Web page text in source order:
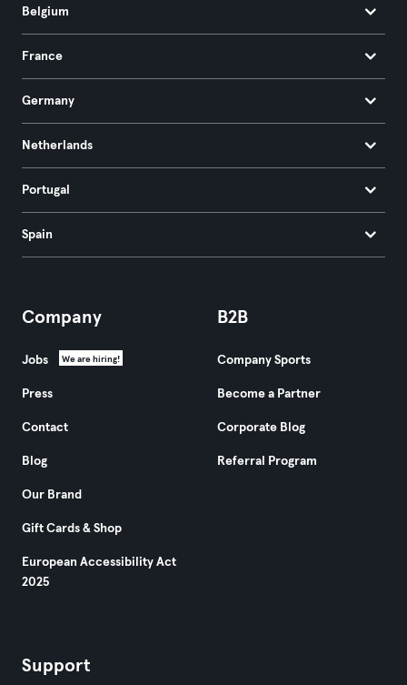
Belgium
France
Germany
Netherlands
Portugal
Spain
Company
Jobs We are hiring!
Press
Contact
Blog
Our Brand
Gift Cards & Shop
European Accessibility Act
2025
B2B
Company Sports
Become a Partner
Corporate Blog
Referral Program
Support